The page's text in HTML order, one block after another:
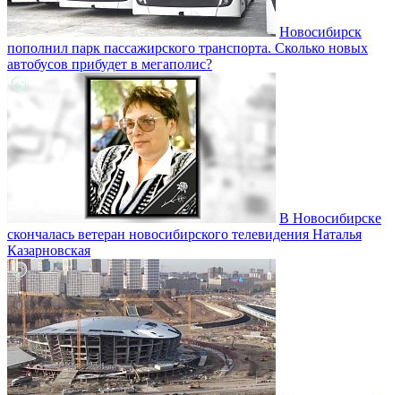
Новосибирск
пополнил парк пассажирского транспорта. Сколько новых
автобусов прибудет в мегаполис?
В Новосибирске
скончалась ветеран новосибирского телевидения Наталья
Казарновская